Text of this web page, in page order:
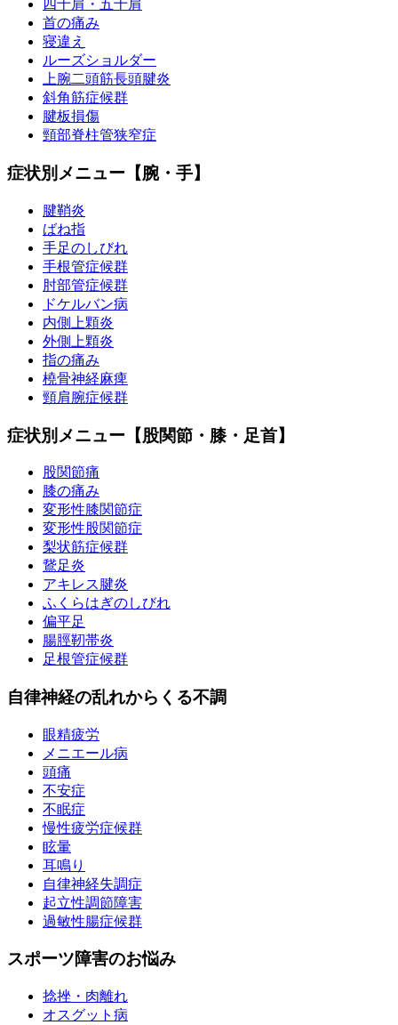
四十肩・五十肩
首の痛み
寝違え
ルーズショルダー
上腕二頭筋長頭腱炎
斜角筋症候群
腱板損傷
頸部脊柱管狭窄症
症状別メニュー【腕・手】
腱鞘炎
ばね指
手足のしびれ
手根管症候群
肘部管症候群
ドケルバン病
内側上顆炎
外側上顆炎
指の痛み
橈骨神経麻痺
頸肩腕症候群
症状別メニュー【股関節・膝・足首】
股関節痛
膝の痛み
変形性膝関節症
変形性股関節症
梨状筋症候群
鵞足炎
アキレス腱炎
ふくらはぎのしびれ
偏平足
腸脛靭帯炎
足根管症候群
自律神経の乱れからくる不調
眼精疲労
メニエール病
頭痛
不安症
不眠症
慢性疲労症候群
眩暈
耳鳴り
自律神経失調症
起立性調節障害
過敏性腸症候群
スポーツ障害のお悩み
捻挫・肉離れ
オスグット病